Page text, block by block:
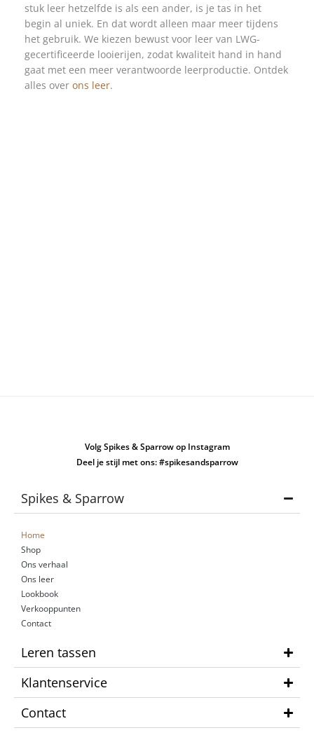
stuk leer hetzelfde is als een ander, is je tas in het
begin al uniek. En dat wordt alleen maar meer tijdens
het gebruik. We kiezen bewust voor leer van LWG-
gecertificeerde looierijen, zodat kwaliteit hand in hand
gaat met een meer verantwoorde leerproductie. Ontdek
alles over ons leer.
Volg Spikes & Sparrow op Instagram
Deel je stijl met ons: #spikesandsparrow
Spikes & Sparrow
Home
Shop
Ons verhaal
Ons leer
Lookbook
Verkooppunten
Contact
Leren tassen
Klantenservice
Contact